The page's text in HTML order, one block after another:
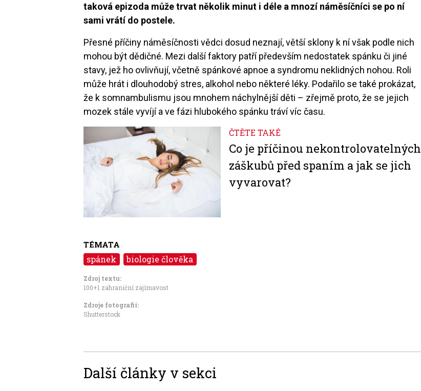
taková epizoda může trvat několik minut i déle a mnozí náměsíčníci se po ní
sami vrátí do postele.
Přesné příčiny náměsíčnosti vědci dosud neznají, větší sklony k ní však podle nich
mohou být dědičné. Mezi další faktory patří především nedostatek spánku či jiné
stavy, jež ho ovlivňují, včetně spánkové apnoe a syndromu neklidných nohou. Roli
může hrát i dlouhodobý stres, alkohol nebo některé léky. Podařilo se také prokázat,
že k somnambulismu jsou mnohem náchylnější děti – zřejmě proto, že se jejich
mozek stále vyvíjí a ve fázi hlubokého spánku tráví víc času.
ČTĚTE TAKÉ
Co je příčinou nekontrolovatelných
záškubů před spaním a jak se jich
vyvarovat?
TÉMATA
spánek biologie člověka
Zdroj textu:
100+1 zahraniční zajímavost
Zdroje fotografii:
Shutterstock
Další články v sekci